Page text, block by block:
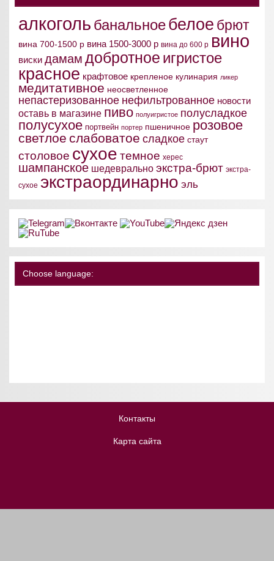
алкоголь банальноебелое брют
вина 700-1500 р вина 1500-3000 р вина до 600 р вино
виски дамам добротное игристое
красное крафтовое крепленое кулинария ликер
медитативное неосветленное
непастеризованное нефильтрованное новости
оставь в магазине пиво полуигристое полусладкое
полусухое портвейн портер пшеничное розовое
светлое слабоватое сладкое стаут
столовое сухое темное херес
шампанское шедеврально экстра-брют экстра-
сухое экстраординарно эль
Choose language:
Контакты
Карта сайта